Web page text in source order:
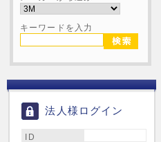
キーワードを入力
法人様ログイン
ID